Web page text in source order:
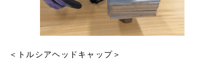
＜トルシアヘッドキャップ＞